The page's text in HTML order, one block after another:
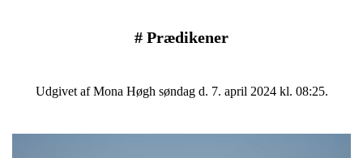
# Prædikener
Udgivet af Mona Høgh søndag d. 7. april 2024 kl. 08:25.